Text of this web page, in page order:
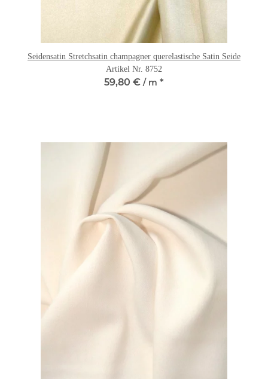
Seidensatin Stretchsatin champagner querelastische Satin Seide
Artikel Nr. 8752
59,80 € / m *